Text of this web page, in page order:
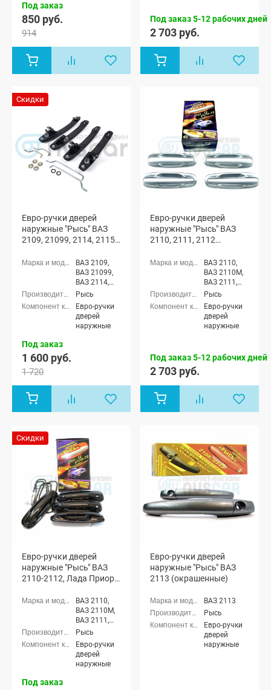
Под заказ
850 руб.
914
Под заказ 5-12 рабочих дней
2 703 руб.
Скидки
Евро-ручки дверей
наружные "Рысь" ВАЗ
2109, 21099, 2114, 2115
ВАЗ 2109,
ВАЗ 21099,
ВАЗ 2114,
ВАЗ 2115
Рысь
Евро-ручки
дверей
наружные
Под заказ
1 600 руб.
1 720
Евро-ручки дверей
наружные "Рысь" ВАЗ
2110, 2111, 2112
ВАЗ 2110,
ВАЗ 2110М,
ВАЗ 2111,
ВАЗ 2112,
(купэ)
Рысь
Евро-ручки
дверей
наружные
Под заказ 5-12 рабочих дней
2 703 руб.
Скидки
Евро-ручки дверей
наружные "Рысь" ВАЗ
2110-2112, Лада Приора
ВАЗ 2110,
ВАЗ 2110М,
ВАЗ 2111,
ВАЗ 2112,
ВАЗ 21123
(купэ), Лада
Приора
седан (ВАЗ
Рысь
Евро-ручки
дверей
наружные
Под заказ
Евро-ручки дверей
наружные "Рысь" ВАЗ
2113 (окрашенные)
ВАЗ 2113
Рысь
Евро-ручки
дверей
наружные